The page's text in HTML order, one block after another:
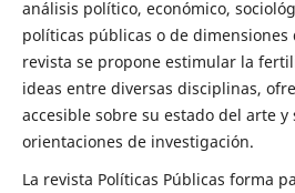
análisis político, económico,
políticas públicas o de dimensiones
revista se propone estimular la
ideas entre diversas disciplinas,
accesible sobre su estado del arte
orientaciones de investigación.
La revista Políticas Públicas forma